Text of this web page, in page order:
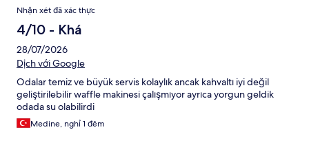
Nhận xét đã xác thực
4/10 - Khá
28/07/2026
Dịch với Google
Odalar temiz ve büyük servis kolaylık ancak kahvaltı iyi değil
geliştirilebilir waffle makinesi çalışmıyor ayrıca yorgun geldik
odada su olabilirdi
Medine, nghỉ 1 đêm